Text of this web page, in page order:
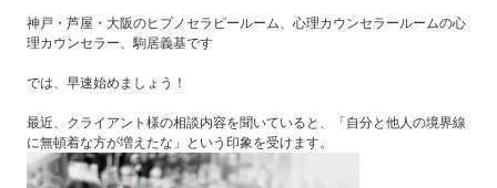
神戸・芦屋・大阪のヒプノセラピールーム、心理カウンセラールームの心
理カウンセラー、駒居義基です
では、早速始めましょう！
最近、クライアント様の相談内容を聞いていると、「自分と他人の境界線
に無頓着な方が増えたな」という印象を受けます。